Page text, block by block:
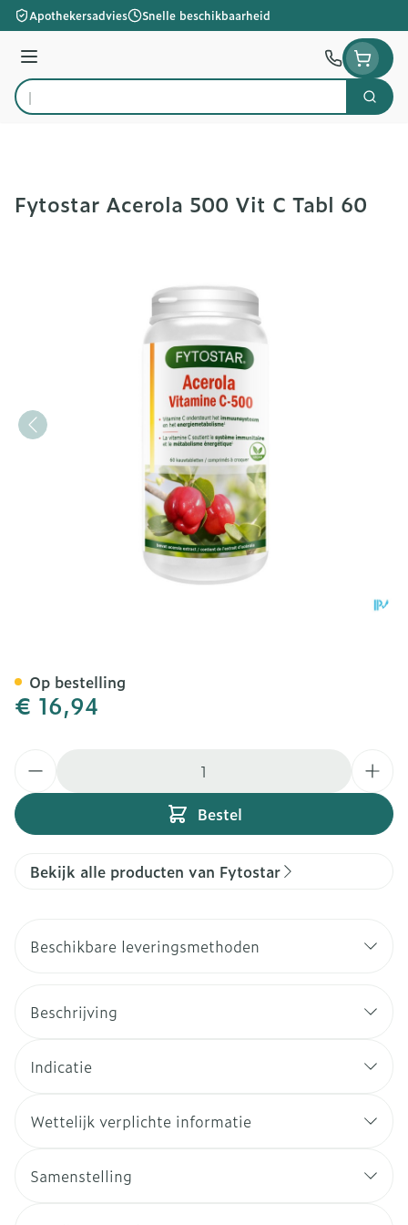
Ga naar de inhoud
Apothekersadvies Snelle beschikbaarheid
Menu
Product, merk, categorie...
Zoek
Fytostar Acerola 500 Vit C Tabl 60
€ 16,94
Bestel
Op bestelling
Bekijk alle producten van Fytostar
Beschikbare leveringsmethoden
Beschrijving
Indicatie
Wettelijk verplichte informatie
Samenstelling